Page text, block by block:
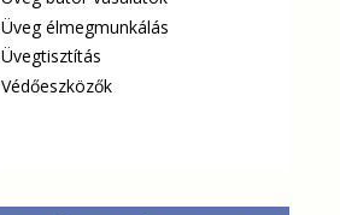
Üveg élmegmunkálás
Üvegtisztítás
Védőeszközők